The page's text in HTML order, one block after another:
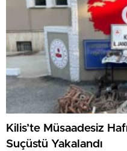
Kilis’te Müsaadesiz
Suçüstü Yakalandı